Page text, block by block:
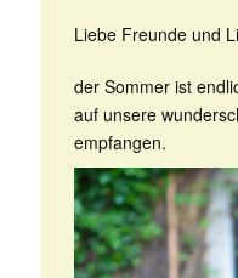
Liebe Freunde und
der Sommer ist
auf unsere
empfangen.